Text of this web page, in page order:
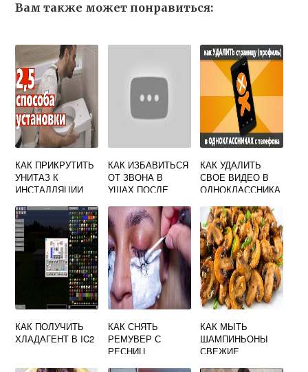
Вам также может понравиться:
КАК ПРИКРУТИТЬ
УНИТАЗ К
ИНСТАЛЛЯЦИИ
КАК ИЗБАВИТЬСЯ
ОТ ЗВОНА В
УШАХ ПОСЛЕ
КАК УДАЛИТЬ
СВОЕ ВИДЕО В
ОДНОКЛАССНИКА
КАК ПОЛУЧИТЬ
ХЛАДАГЕНТ В IC2
КАК СНЯТЬ
РЕМУВЕР С
РЕСНИЦ
КАК МЫТЬ
ШАМПИНЬОНЫ
СВЕЖИЕ